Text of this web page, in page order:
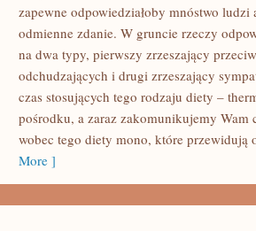
ZDROWIEM,
TRZEBA
LECZYĆ.
JEDNE
PROBLEMY
MNIEJ
MĘCZĄCE
zapewne odpowiedziałoby mnóstwo
odmienne zdanie. W gruncie rzeczy
na dwa typy, pierwszy zrzeszający
odchudzających i drugi zrzeszający
czas stosujących tego rodzaju diety –
pośrodku, a zaraz zakomunikujemy Wam
wobec tego diety mono, które przewidują
More ]